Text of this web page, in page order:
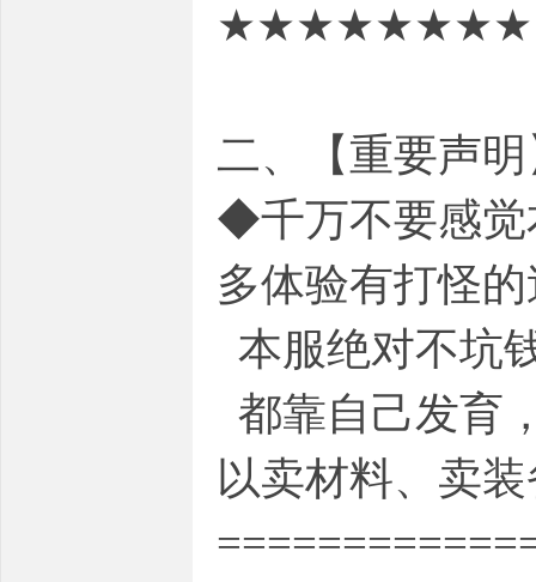
★★★★★★★★
二、【重要声
◆千万不要感觉
多体验有打怪
本服绝对不坑
都靠自己发育
以卖材料、卖